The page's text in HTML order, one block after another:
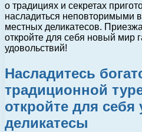
о традициях и секретах
насладиться неповторимыми
местных деликатесов.
откройте для себя новый мир
удовольствий!
Насладитесь
традиционной
откройте для
деликатесы